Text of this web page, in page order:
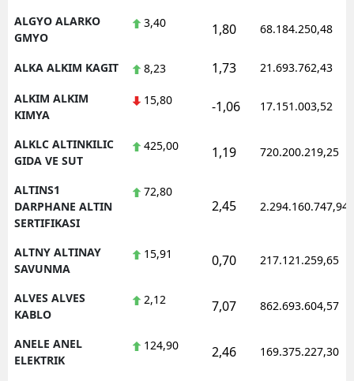
ALGYO ALARKO
GMYO
3,40 1,80 68.184.250,48
ALKA ALKIM KAGIT 8,23 1,73 21.693.762,43
ALKIM ALKIM
KIMYA
15,80 -1,06 17.151.003,52
ALKLC ALTINKILIC
GIDA VE SUT
425,00 1,19 720.200.219,25
ALTINS1
DARPHANE ALTIN
SERTIFIKASI
72,80
2,45 2.294.160.747,94
ALTNY ALTINAY
SAVUNMA
15,91 0,70 217.121.259,65
ALVES ALVES
KABLO
2,12 7,07 862.693.604,57
ANELE ANEL
ELEKTRIK
124,90 2,46 169.375.227,30